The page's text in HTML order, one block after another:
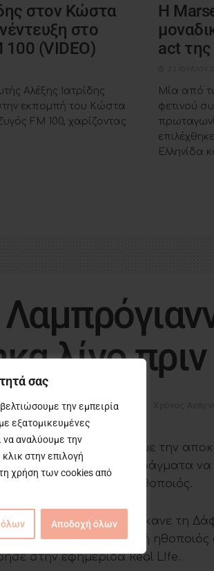
σας
την εμπειρία
εξατομικευμένες
να αναλύουμε την
στην επιλογή
χρήση των cookies από
όλων Αποδοχή όλων
στον Κώστα
στο
100 (VIDEO)
Αλέξης Ιατρίδης
εκπομπή του Κώστα
FM 100, χαρίζοντας
H
act
Μία από
φετινού
Ελληνίδα
λίγο
4 Μαΐου 2024 σε Showbiz
Δάφνη Λαμπρόγιαννη
με την
της, λίγο έλειψε τα πράγματα
σαν τραύμα», είπε η ηθοποιός.
αυτή συνεργασία, έκανε τη
όπως είπε η γνωστή
στην εφημερίδα Real L!fe.